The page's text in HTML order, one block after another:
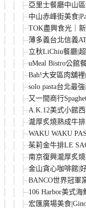
亞里士餐廳中山
中山赤峰街美食
TOK盡興食光｜
薄多義台北信義
立秋LiChiu餐廳|
uMeal Bistro公館
Bah!大安區肉舖
solo pasta台北最
又一間商行
A.K.12美式小館
瀧厚炙燒熟成牛
WAKU WAKU
茱莉金牛排LE
南京復興瀧厚炙
金山貪心咖啡館|
BANCO世界冠軍
106 Harbor美式
宏匯廣場美食